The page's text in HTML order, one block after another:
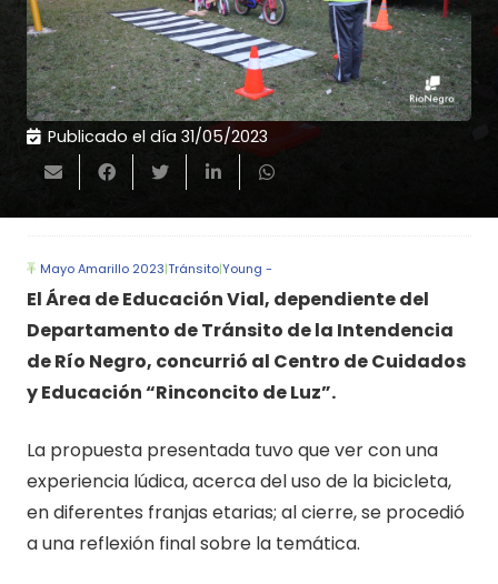
Publicado el día 31/05/2023
Mayo Amarillo 2023|Tránsito|Young -
El Área de Educación Vial, dependiente del
Departamento de Tránsito de la Intendencia
de Río Negro, concurrió al Centro de Cuidados
y Educación “Rinconcito de Luz”.
La propuesta presentada tuvo que ver con una
experiencia lúdica, acerca del uso de la bicicleta,
en diferentes franjas etarias; al cierre, se procedió
a una reflexión final sobre la temática.